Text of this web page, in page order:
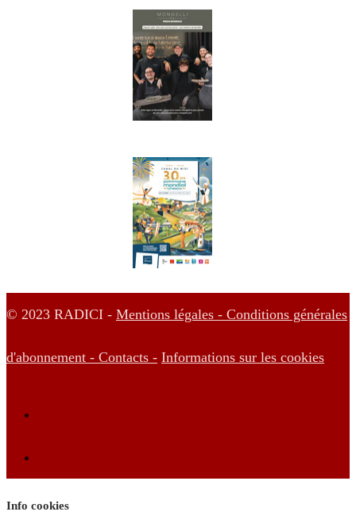
© 2023 RADICI - Mentions légales - Conditions générales
d'abonnement - Contacts - Informations sur les cookies
Info cookies